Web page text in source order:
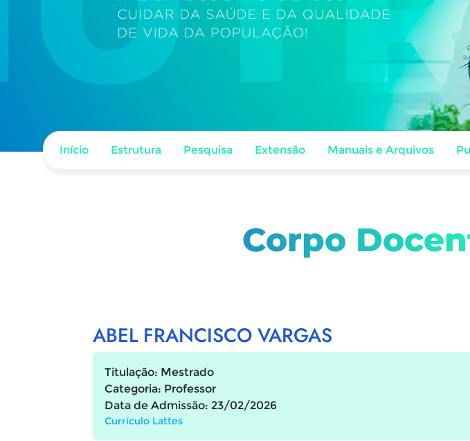
Início Estrutura Pesquisa Extensão Manuais e Arquivos
Corpo
ABEL FRANCISCO VARGAS
Titulação: Mestrado
Categoria: Professor
Data de Admissão: 23/02/2026
Currículo Lattes